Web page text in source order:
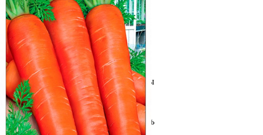
Семена
Грунты
Газонные травы, сидераты
Горшки, рассадники, аксессуары
Посадочный материал
Садовый инструмент, инвентарь